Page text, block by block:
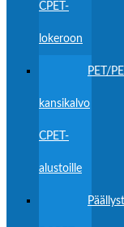
CPET-
lokeroon
PET/
kansikalvo
CPET-
alustoille